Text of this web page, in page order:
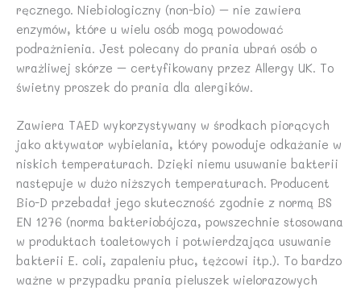
ręcznego. Niebiologiczny (non-bio) – nie zawiera
enzymów, które u wielu osób mogą powodować
podrażnienia. Jest polecany do prania ubrań osób o
wrażliwej skórze – certyfikowany przez Allergy UK. To
świetny proszek do prania dla alergików.
Zawiera TAED wykorzystywany w środkach piorących
jako aktywator wybielania, który powoduje odkażanie w
niskich temperaturach. Dzięki niemu usuwanie bakterii
następuje w dużo niższych temperaturach. Producent
Bio-D przebadał jego skuteczność zgodnie z normą BS
EN 1276 (norma bakteriobójcza, powszechnie stosowana
w produktach toaletowych i potwierdzająca usuwanie
bakterii E. coli, zapaleniu płuc, tężcowi itp.). To bardzo
ważne w przypadku prania pieluszek wielorazowych